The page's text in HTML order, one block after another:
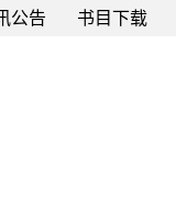
公告 书目下载